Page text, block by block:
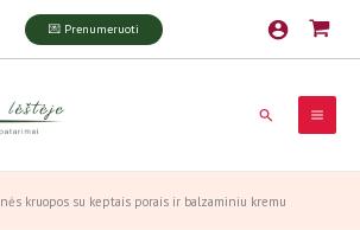
💌 Prenumeruoti
Paieška
kruopos su keptais porais ir balzaminiu kremu